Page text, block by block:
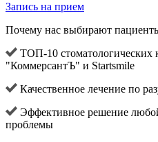
Запись на прием
Почему нас выбирают
ТОП-10
"КоммерсантЪ" и Startsmile
Качественное лечение по
Эффективное решение
проблемы